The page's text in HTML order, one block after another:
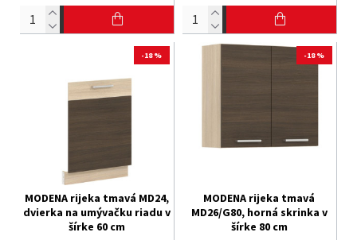
-18 %
MODENA rijeka tmavá MD24,
dvierka na umývačku riadu v
šírke 60 cm
-18 %
MODENA rijeka tmavá
MD26/G80, horná skrinka v
šírke 80 cm